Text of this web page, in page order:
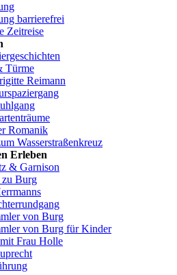
barrierefrei
Zeitreise
Türme
Reimann
Romanik
Wasserstraßenkreuz
Erleben
& Garnison
Burg
von Burg
von Burg für Kinder
Frau Holle